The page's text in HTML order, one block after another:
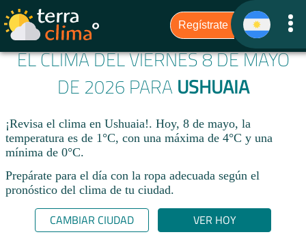
EL CLIMA DEL VIERNES 8 DE MAYO
DE 2026 PARA USHUAIA
¡Revisa el clima en Ushuaia!. Hoy, 8 de mayo, la
temperatura es de 1°C, con una máxima de 4°C y una
mínima de 0°C.​
Prepárate para el día con la ropa adecuada según el
pronóstico del clima de tu ciudad.​
CAMBIAR CIUDAD VER HOY